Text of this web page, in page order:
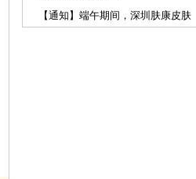
【通知】端午期间，深圳肤康皮肤